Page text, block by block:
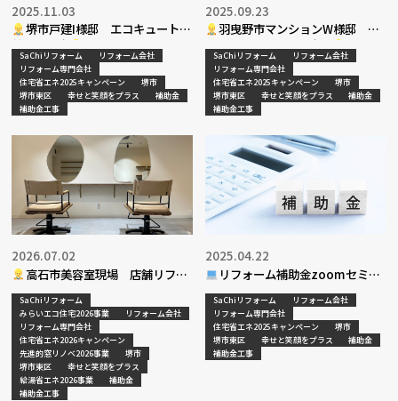
堺市戸建I様邸 エコキュート入
替工事決定
2025.11.03
SaChiリフォーム
リフォーム会社
リフォーム専門会社
住宅省エネ2025キャンペーン
堺市
堺市東区
幸せと笑顔をプラス
補助金
補助金工事
羽曳野市マンションW様邸 ト
イレリフォーム工事完了
2025.09.23
SaChiリフォーム
リフォーム会社
リフォーム専門会社
住宅省エネ2025キャンペーン
堺市
堺市東区
幸せと笑顔をプラス
補助金
補助金工事
高石市美容室現場 店舗リフォ
ーム工事
2026.07.02
SaChiリフォーム
みらいエコ住宅2026事業
リフォーム会社
リフォーム専門会社
住宅省エネ2026キャンペーン
先進的窓リノベ2026事業
堺市
堺市東区
幸せと笑顔をプラス
給湯省エネ2026事業
補助金
補助金工事
リフォーム補助金zoomセミナ
ー
2025.04.22
SaChiリフォーム
リフォーム会社
リフォーム専門会社
住宅省エネ2025キャンペーン
堺市
堺市東区
幸せと笑顔をプラス
補助金
補助金工事